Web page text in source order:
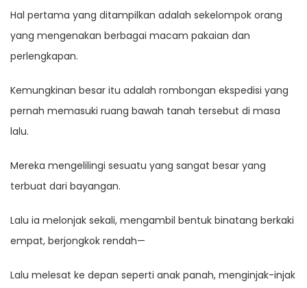
Hal pertama yang ditampilkan adalah sekelompok orang
yang mengenakan berbagai macam pakaian dan
perlengkapan.
Kemungkinan besar itu adalah rombongan ekspedisi yang
pernah memasuki ruang bawah tanah tersebut di masa
lalu.
Mereka mengelilingi sesuatu yang sangat besar yang
terbuat dari bayangan.
Lalu ia melonjak sekali, mengambil bentuk binatang berkaki
empat, berjongkok rendah—
Lalu melesat ke depan seperti anak panah, menginjak-injak